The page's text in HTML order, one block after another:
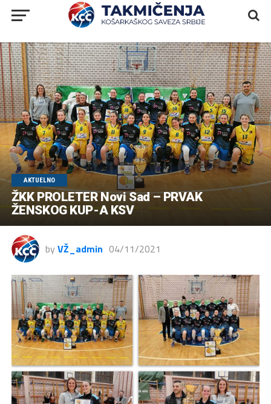
AKTUELNO
ŽKK PROLETER Novi Sad – PRVAK
ŽENSKOG KUP-A KSV
by VŽ_admin 04/11/2021